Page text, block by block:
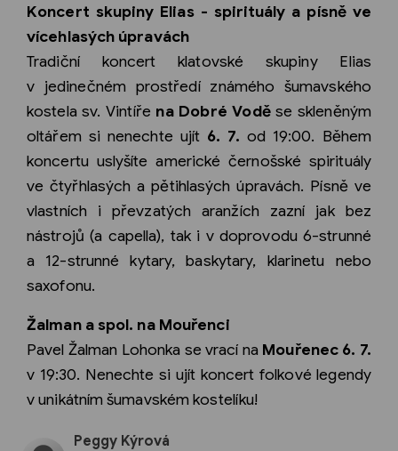
Koncert skupiny Elias - spirituály a písně ve
vícehlasých úpravách
Tradiční koncert klatovské skupiny Elias
v jedinečném prostředí známého šumavského
kostela sv. Vintíře na Dobré Voděse skleněným
oltářem si nenechte ujít 6. 7. od 19:00. Během
koncertu uslyšíte americké černošské spirituály
ve čtyřhlasých a pětihlasých úpravách. Písně ve
vlastních i převzatých aranžích zazní jak bez
nástrojů (a capella), tak i v doprovodu 6-strunné
a 12-strunné kytary, baskytary, klarinetu nebo
saxofonu.
Žalman a spol. na Mouřenci
Pavel Žalman Lohonka se vrací na Mouřenec 6. 7.
v 19:30. Nenechte si ujít koncert folkové legendy
v unikátním šumavském kostelíku!
Peggy Kýrová